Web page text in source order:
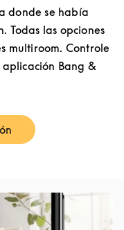
donde se había
Todas las opciones
multiroom. Controle
Bang &
in New Tab